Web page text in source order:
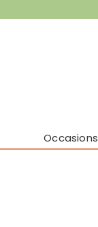
Occasions